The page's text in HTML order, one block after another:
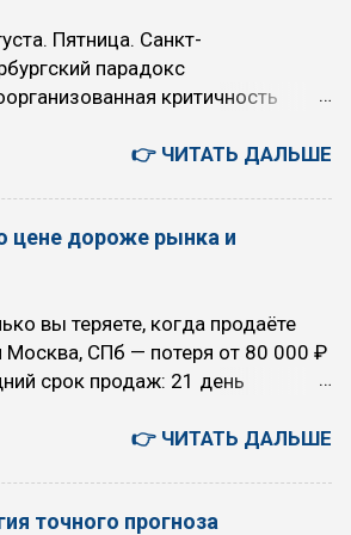
(например, кого-то обогнать или
проехать по городу) Когда НЕ
использовать режим
восклицательный знак в круге,
P в круге или надпись BRAKE
ручной тормоз, низкий
или другие проблемы в
(мигание указывает на сбой)
Пятница. Санкт-
парадокс
критичность
Интеллект или ядерный
авто аукционы, история,
联系千帆咨询反馈，网址
qianfan.cloud.baidu.com/ 。感谢
注与支持 - как есть. 5 августа.
«TRON в зоне RUбля»
прогноза землетрясений TRON
👉 ЧИТАТЬ ДАЛЬШЕ
цене дороже рынка и
вы теряете, когда продаёте
Москва, СПб — потеря от 80 000 ₽
срок продаж: 21 день
000 ₽ Средний срок продаж: 47
80% звонков по объявлению —
👉 ЧИТАТЬ ДАЛЬШЕ
точного прогноза